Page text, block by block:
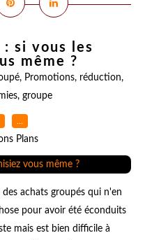
: si vous les
même ?
, Promotions, réduction,
, groupe
…
Plans
achats groupés qui n'en
pour avoir été éconduits
mais est bien difficile à